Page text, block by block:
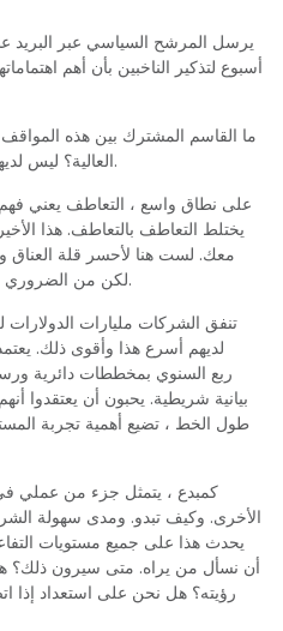
يرسل المرشح السياسي عبر البريد
أسبوع لتذكير الناخبين بأن أهم
ما القاسم المشترك بين هذه المواقف
العالية؟ ليس لديهم أي تعاطف مع المستخدم النهائي.
على نطاق واسع ، التعاطف يعني
يختلط التعاطف بالتعاطف. هذا
معك. لست هنا لأحسر قلة العناق
لكن من الضروري أن نفهم جميع جوانب تجربة العملاء.
تنفق الشركات مليارات
لديهم أسرع هذا وأقوى ذلك.
بيانية شريطية. يحبون أن يعتقدوا
طول الخط ، تضيع أهمية تجربة
كمبدع ، يتمثل جزء من عملي
الأخرى. وكيف تبدو. ومدى سهولة
يحدث هذا على جميع مستويات
أن نسأل من يراه. متى سيرون ذلك؟
رؤيته؟ هل نحن على استعداد إذا